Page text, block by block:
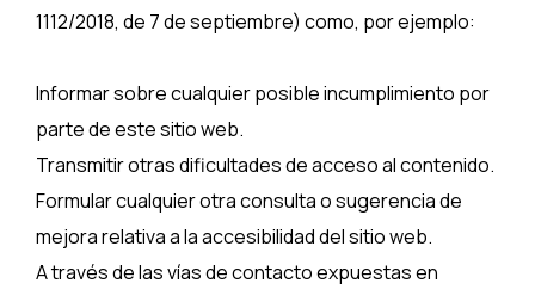
1112/2018, de 7 de septiembre) como, por ejemplo:
Informar sobre cualquier posible incumplimiento por
parte de este sitio web.
Transmitir otras dificultades de acceso al contenido.
Formular cualquier otra consulta o sugerencia de
mejora relativa a la accesibilidad del sitio web.
A través de las vías de contacto expuestas en